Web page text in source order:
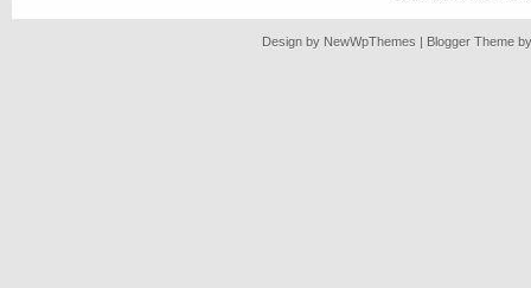
Design by NewWpThemes | Blogger Theme